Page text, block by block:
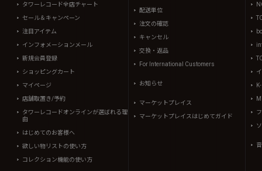
タワーレコード全店チャート
セール＆キャンペーン
注目アイテム
インフォメーションメール
新規会員登録
ショッピングカート
マイページ
店舗取置き/予約
タワーレコードオンラインが選ばれる理
由
はじめてのお客様へ
欲しい物リストの使い方
コレクション機能の使い方
配送単位
注文の確認
キャンセル
交換・返品
For International Customers
お知らせ
マーケットプレイス
マーケットプレイスはじめてガイド